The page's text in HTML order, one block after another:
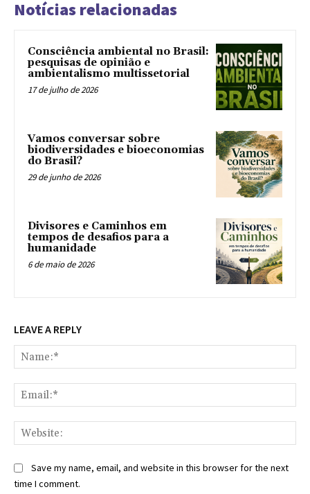
Notícias relacionadas
Consciência ambiental no Brasil:
pesquisas de opinião e
ambientalismo multissetorial
17 de julho de 2026
Vamos conversar sobre
biodiversidades e bioeconomias
do Brasil?
29 de junho de 2026
Divisores e Caminhos em
tempos de desafios para a
humanidade
6 de maio de 2026
LEAVE A REPLY
Save my name, email, and website in this browser for the next
time I comment.